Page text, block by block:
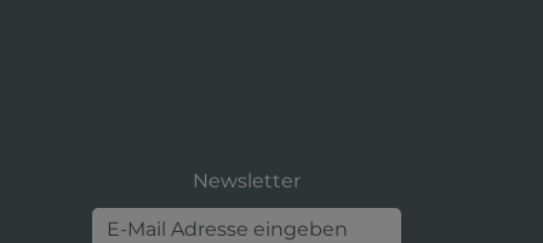
Newsletter